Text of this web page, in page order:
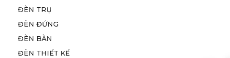
ĐÈN TRỤ
ĐÈN ĐỨNG
ĐÈN BÀN
ĐÈN THIẾT KẾ